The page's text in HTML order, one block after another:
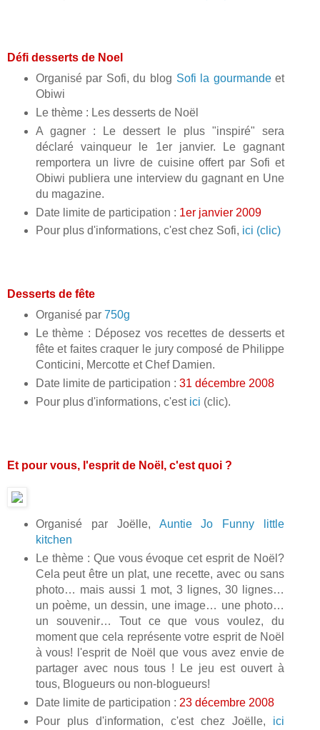
Défi desserts de Noel
Organisé par Sofi, du blog Sofi la gourmandeet
Obiwi
Le thème : Les desserts de Noël
A gagner : Le dessert le plus "inspiré" sera
déclaré vainqueur le 1er janvier. Le gagnant
remportera un livre de cuisine offert par Sofi et
Obiwi publiera une interview du gagnant en Une
du magazine.
Date limite de participation : 1er janvier 2009
Pour plus d'informations, c'est chez Sofi, ici (clic)
Desserts de fête
Organisé par 750g
Le thème : Déposez vos recettes de desserts et
fête et faites craquer le jury composé de Philippe
Conticini, Mercotte et Chef Damien.
Date limite de participation : 31 décembre 2008
Pour plus d'informations, c'est ici (clic).
Et pour vous, l'esprit de Noël, c'est quoi ?
Organisé par Joëlle, Auntie Jo Funny little
kitchen
Le thème : Que vous évoque cet esprit de Noël?
Cela peut être un plat, une recette, avec ou sans
photo… mais aussi 1 mot, 3 lignes, 30 lignes…
un poème, un dessin, une image… une photo…
un souvenir… Tout ce que vous voulez, du
moment que cela représente votre esprit de Noël
à vous! l'esprit de Noël que vous avez envie de
partager avec nous tous ! Le jeu est ouvert à
tous, Blogueurs ou non-blogueurs!
Date limite de participation : 23 décembre 2008
Pour plus d'information, c'est chez Joëlle, ici